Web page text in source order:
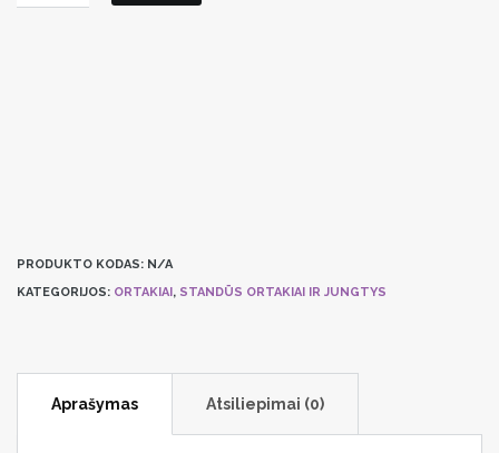
PRODUKTO KODAS: N/A
KATEGORIJOS: ORTAKIAI , STANDŪS ORTAKIAI IR JUNGTYS
Aprašymas Atsiliepimai (0)